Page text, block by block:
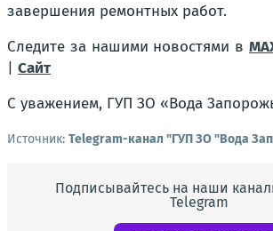
завершения ремонтных работ.
Следите за нашими новостями в
| Сайт
С уважением, ГУП ЗО «Вода
Источник: Telegram-канал "ГУП ЗО "Вода
Подписывайтесь на наши
Telegram